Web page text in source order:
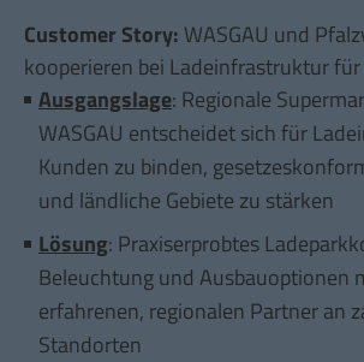
Customer Story: WASGAU und
kooperieren bei Ladeinfrastruktur
Ausgangslage: Regionale
WASGAU entscheidet sich für
Kunden zu binden,
und ländliche Gebiete zu stärken
Lösung: Praxiserprobtes
Beleuchtung und Ausbauoptionen
erfahrenen, regionalen Partner an
Standorten